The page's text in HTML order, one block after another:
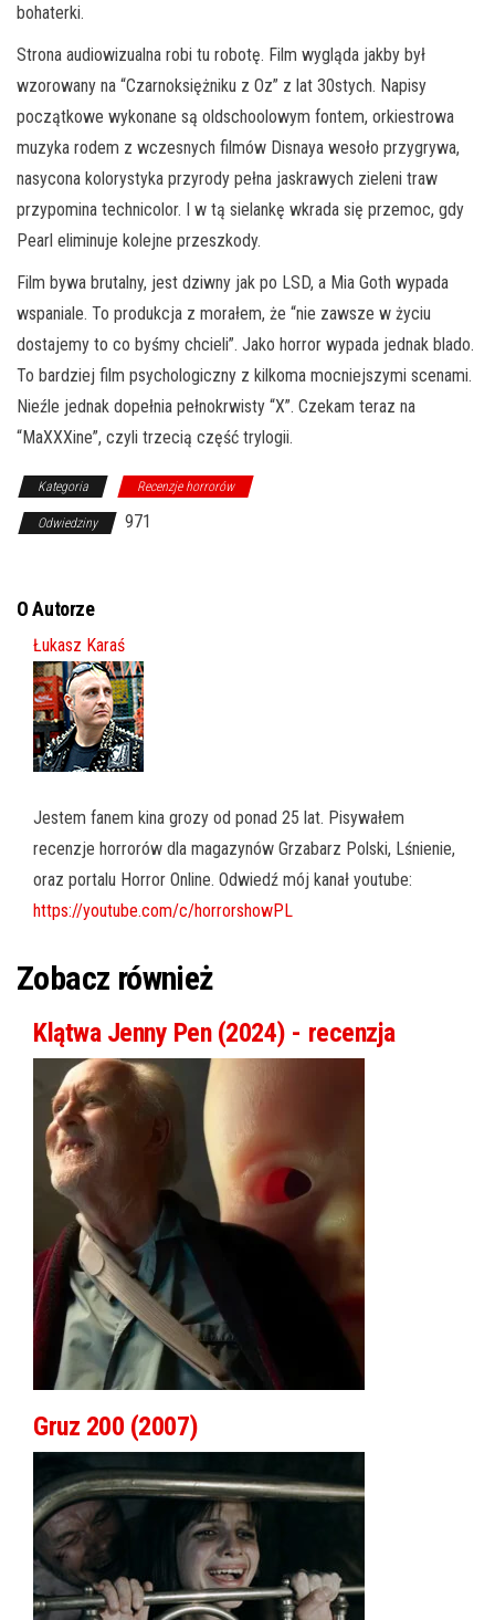
bohaterki.
Strona audiowizualna robi tu robotę. Film wygląda jakby był
wzorowany na “Czarnoksiężniku z Oz” z lat 30stych. Napisy
początkowe wykonane są oldschoolowym fontem, orkiestrowa
muzyka rodem z wczesnych filmów Disnaya wesoło przygrywa,
nasycona kolorystyka przyrody pełna jaskrawych zieleni traw
przypomina technicolor. I w tą sielankę wkrada się przemoc, gdy
Pearl eliminuje kolejne przeszkody.
Film bywa brutalny, jest dziwny jak po LSD, a Mia Goth wypada
wspaniale. To produkcja z morałem, że “nie zawsze w życiu
dostajemy to co byśmy chcieli”. Jako horror wypada jednak blado.
To bardziej film psychologiczny z kilkoma mocniejszymi scenami.
Nieźle jednak dopełnia pełnokrwisty “X”. Czekam teraz na
“MaXXXine”, czyli trzecią część trylogii.
Kategoria Recenzje horrorów
Odwiedziny 971
O Autorze
Łukasz Karaś
Jestem fanem kina grozy od ponad 25 lat. Pisywałem
recenzje horrorów dla magazynów Grzabarz Polski, Lśnienie,
oraz portalu Horror Online. Odwiedź mój kanał youtube:
https://youtube.com/c/horrorshowPL
Zobacz również
Klątwa Jenny Pen (2024) - recenzja
Gruz 200 (2007)